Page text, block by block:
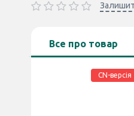
Все про товар
CN-версія